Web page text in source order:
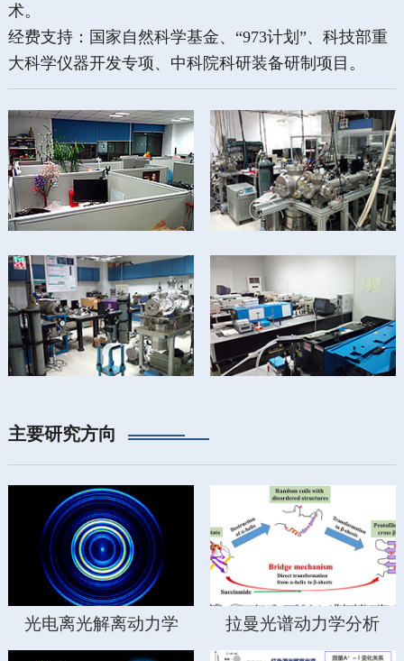
术。
经费支持：国家自然科学基金、“973计划”、科技部重
大科学仪器开发专项、中科院科研装备研制项目。
主要研究方向
光电离光解离动力学 拉曼光谱动力学分析